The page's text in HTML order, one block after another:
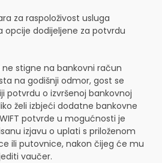
za raspoloživost usluga
opcije dodijeljene za potvrdu
ne stigne na bankovni račun
na godišnji odmor, gost se
potvrdu o izvršenoj bankovnoj
želi izbjeći dodatne bankovne
potvrde u mogućnosti je
izjavu o uplati s priloženom
ili putovnice, nakon čijeg će mu
vaučer.